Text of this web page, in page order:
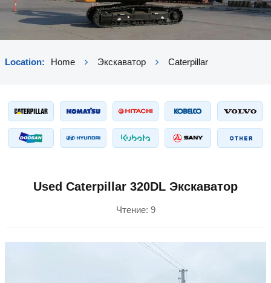
Location: Home Экскаватор Caterpillar
Used Caterpillar 320DL Экскаватор
Чтение: 9